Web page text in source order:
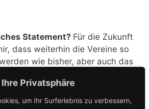
Privatsphäre
um Ihr Surferlebnis zu verbessern,
Statement? Für die Zukunft
dass weiterhin die Vereine so
wie bisher, aber auch das
geplanter ablaufen. Die
sollten mehr